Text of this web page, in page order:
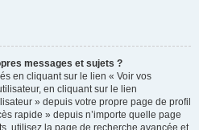
messages et sujets ?
en cliquant sur le lien « Voir vos
en cliquant sur le lien
» depuis votre propre page de profil
rapide » depuis n’importe quelle page
utilisez la page de recherche avancée et